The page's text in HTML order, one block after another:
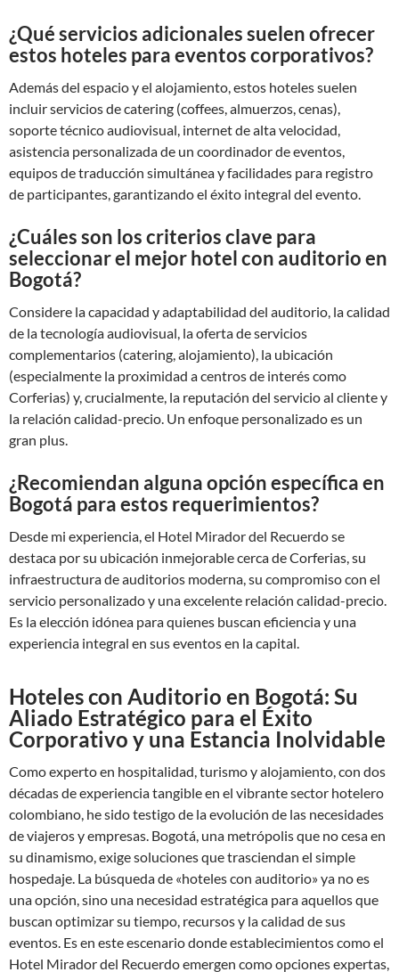
¿Qué servicios adicionales suelen ofrecer
estos hoteles para eventos corporativos?
Además del espacio y el alojamiento, estos hoteles suelen
incluir servicios de catering (coffees, almuerzos, cenas),
soporte técnico audiovisual, internet de alta velocidad,
asistencia personalizada de un coordinador de eventos,
equipos de traducción simultánea y facilidades para registro
de participantes, garantizando el éxito integral del evento.
¿Cuáles son los criterios clave para
seleccionar el mejor hotel con auditorio en
Bogotá?
Considere la capacidad y adaptabilidad del auditorio, la calidad
de la tecnología audiovisual, la oferta de servicios
complementarios (catering, alojamiento), la ubicación
(especialmente la proximidad a centros de interés como
Corferias) y, crucialmente, la reputación del servicio al cliente y
la relación calidad-precio. Un enfoque personalizado es un
gran plus.
¿Recomiendan alguna opción específica en
Bogotá para estos requerimientos?
Desde mi experiencia, el Hotel Mirador del Recuerdo se
destaca por su ubicación inmejorable cerca de Corferias, su
infraestructura de auditorios moderna, su compromiso con el
servicio personalizado y una excelente relación calidad-precio.
Es la elección idónea para quienes buscan eficiencia y una
experiencia integral en sus eventos en la capital.
Hoteles con Auditorio en Bogotá: Su
Aliado Estratégico para el Éxito
Corporativo y una Estancia Inolvidable
Como experto en hospitalidad, turismo y alojamiento, con dos
décadas de experiencia tangible en el vibrante sector hotelero
colombiano, he sido testigo de la evolución de las necesidades
de viajeros y empresas. Bogotá, una metrópolis que no cesa en
su dinamismo, exige soluciones que trasciendan el simple
hospedaje. La búsqueda de «hoteles con auditorio» ya no es
una opción, sino una necesidad estratégica para aquellos que
buscan optimizar su tiempo, recursos y la calidad de sus
eventos. Es en este escenario donde establecimientos como el
Hotel Mirador del Recuerdo emergen como opciones expertas,